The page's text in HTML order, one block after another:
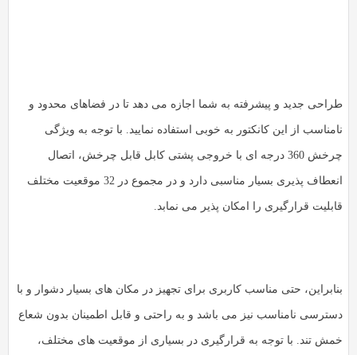
طراحی جدید و پیشرفته به شما اجازه می دهد تا در فضاهای محدود و
نامناسب از این کانکتور به خوبی استفاده نمایید. با توجه به ویژگی
چرخش 360 درجه ای با خروجی پشتی کابل قابل چرخش، اتصال
انعطاف پذیری بسیار مناسبی دارد و در مجموع در 32 موقعیت مختلف
قابلیت قرارگیری را امکان پذیر می نمابد.
بنابراین، حتی مناسب کاربری برای تجهیز در مکان های بسیار دشوار و با
دسترسی نامناسب نیز می باشد و به راحتی و قابل اطمینان بدون شعاع
خمش تند. با توجه به قرارگیری در بسیاری از موقعیت های مختلف،